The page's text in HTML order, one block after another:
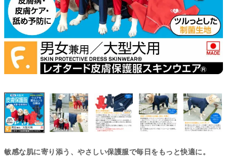
敏感な肌に寄り添う、やさしい保護服で毎日をもっと快適に。